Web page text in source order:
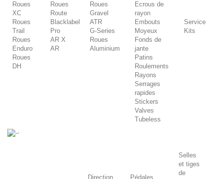
Roues
XC
Roues
Trail
Roues
Enduro
Roues
DH
Roues
Route
Blacklabel
Pro
AR X
AR
Roues
Gravel
ATR
G-Series
Roues
Aluminium
Ecrous de
rayon
Embouts
Moyeux
Fonds de
jante
Patins
Roulements
Rayons
Serrages
rapides
Stickers
Valves
Tubeless
Service
Kits
-
Direction Pédales
Selles
et tiges
de